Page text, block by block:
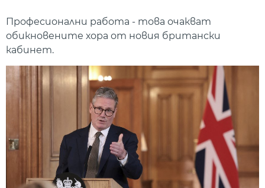
Професионални работа - това очакват
обикновените хора от новия британски
кабинет.